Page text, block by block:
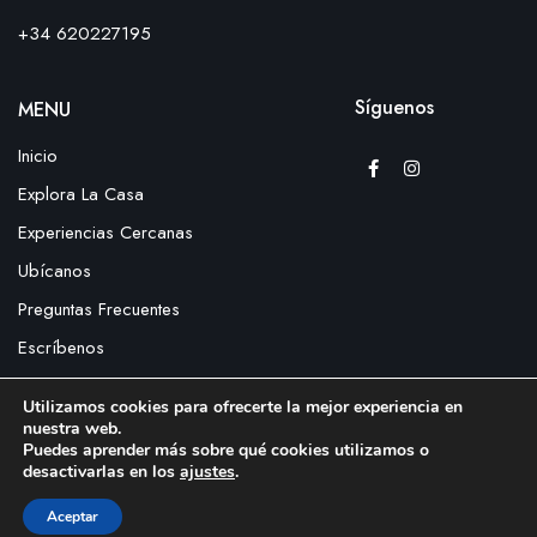
+34 620227195
MENU
Inicio
Explora La Casa
Experiencias Cercanas
Ubícanos
Preguntas Frecuentes
Escríbenos
Reserva
Síguenos
Política de privacidad
© 2026 CASA RURAL LOS ENEBROS. Todos los derechos reservados.
Utilizamos cookies para ofrecerte la mejor experiencia en
nuestra web.
Puedes aprender más sobre qué cookies utilizamos o
desactivarlas en los ajustes.
Aceptar